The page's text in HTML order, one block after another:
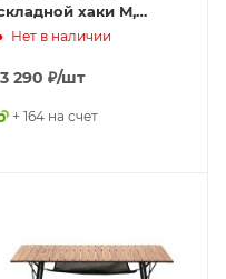
хаки M,
Нет в наличии
3 290 ₽/шт
+ 164 на счет